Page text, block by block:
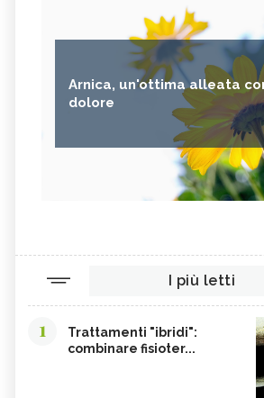
Arnica, un'ottima alleata
dolore
I più letti
1
Trattamenti "ibridi":
combinare fisioter...